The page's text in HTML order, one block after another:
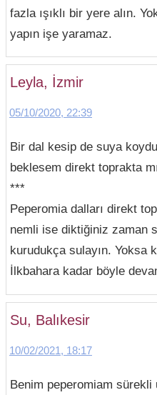
fazla ışıklı bir yere alın.
yapın işe yaramaz.
Leyla, İzmir
05/10/2020, 22:39
Bir dal kesip de suya
beklesem direkt toprakta
***
Peperomia dalları direkt
nemli ise diktiğiniz zaman
kurudukça sulayın. Yoksa
İlkbahara kadar böyle
Su, Balıkesir
10/02/2021, 18:17
Benim peperomiam